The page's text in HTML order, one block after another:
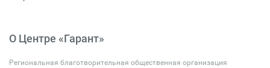
О Центре «Гарант»
Региональная благотворительная общественная организация